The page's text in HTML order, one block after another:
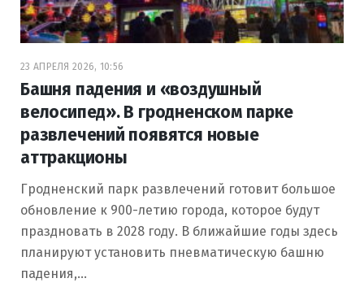
23 АПРЕЛЯ 2026, 10:56
Башня падения и «воздушный
велосипед». В гродненском парке
развлечений появятся новые
аттракционы
Гродненский парк развлечений готовит большое
обновление к 900-летию города, которое будут
праздновать в 2028 году. В ближайшие годы здесь
планируют установить пневматическую башню
падения,…